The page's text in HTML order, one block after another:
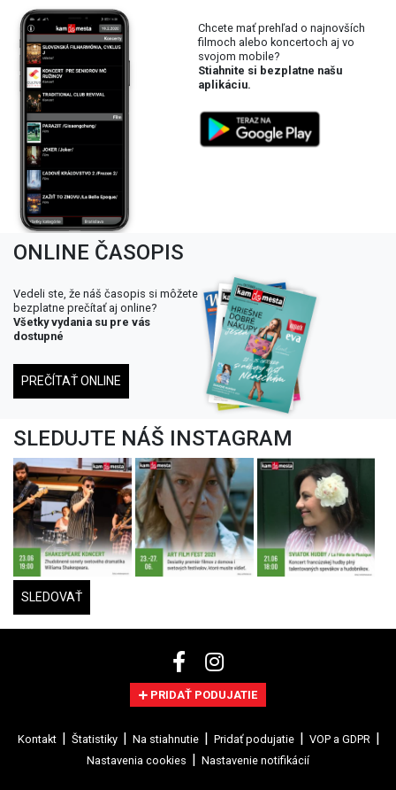
Chcete mať prehľad o najnovších
filmoch alebo koncertoch aj vo
svojom mobile?
Stiahnite si bezplatne našu
aplikáciu.
ONLINE ČASOPIS
Vedeli ste, že náš časopis si môžete
bezplatne prečítať aj online?
Všetky vydania su pre vás
dostupné
PREČÍTAŤ ONLINE
SLEDUJTE NÁŠ INSTAGRAM
SLEDOVAŤ
PRIDAŤ PODUJATIE
Kontakt Štatistiky Na stiahnutie Pridať podujatie
VOP a GDPR
Nastavenia cookies
Nastavenie notifikácií